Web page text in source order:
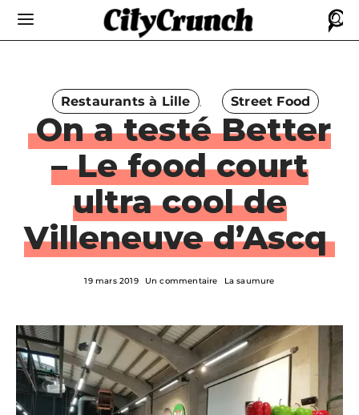
Restaurants à Lille Street Food
On a testé Better
– Le food court
ultra cool de
Villeneuve d’Ascq
19 mars 2019 Un commentaire La saumure